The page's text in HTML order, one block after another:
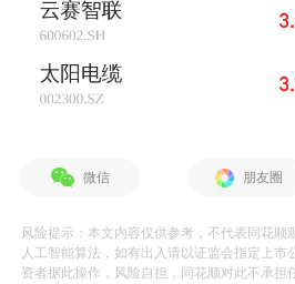
微信 朋友圈
风险提示：本文内容仅供参考，不代表同花顺
人工智能算法，如有出入请以证监会指定上市
资者据此操作，风险自担，同花顺对此不承担